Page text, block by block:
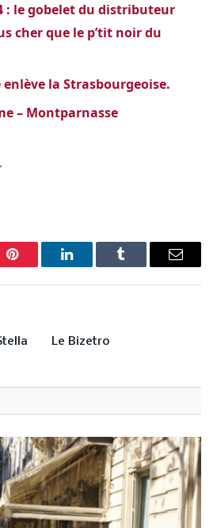
: le gobelet du distributeur
cher que le p’tit noir du
enlève la Strasbourgeoise.
– Montparnasse
.
Pinterest LinkedInTumblr Email
Le Bizetro